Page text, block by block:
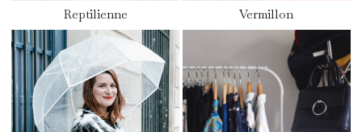
Reptilienne Vermillon